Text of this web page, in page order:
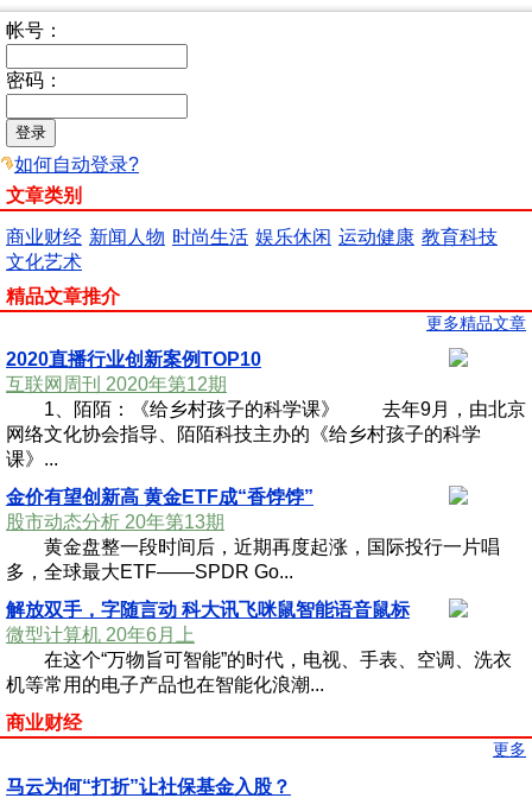
帐号：
密码：
如何自动登录?
文章类别
商业财经 新闻人物 时尚生活 娱乐休闲 运动健康 教育科技
文化艺术
精品文章推介
更多精品文章
2020直播行业创新案例TOP10
互联网周刊 2020年第12期
1、陌陌：《给乡村孩子的科学课》 去年9月，由北京
网络文化协会指导、陌陌科技主办的《给乡村孩子的科学
课》...
金价有望创新高 黄金ETF成“香饽饽”
股市动态分析 20年第13期
黄金盘整一段时间后，近期再度起涨，国际投行一片唱
多，全球最大ETF——SPDR Go...
解放双手，字随言动 科大讯飞咪鼠智能语音鼠标
微型计算机 20年6月上
在这个“万物旨可智能”的时代，电视、手表、空调、洗衣
机等常用的电子产品也在智能化浪潮...
商业财经
更多
马云为何“打折”让社保基金入股？